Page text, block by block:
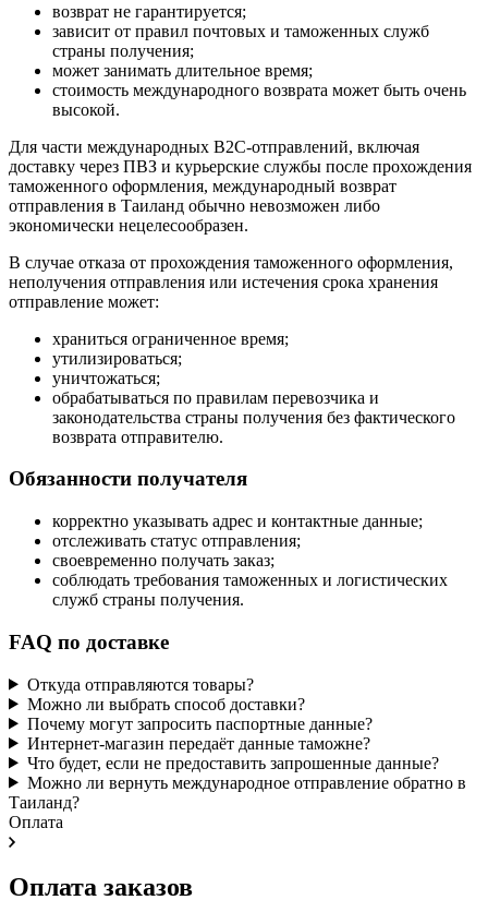
возврат не гарантируется;
зависит от правил почтовых и таможенных служб
страны получения;
может занимать длительное время;
стоимость международного возврата может быть очень
высокой.
Для части международных B2C-отправлений, включая
доставку через ПВЗ и курьерские службы после прохождения
таможенного оформления, международный возврат
отправления в Таиланд обычно невозможен либо
экономически нецелесообразен.
В случае отказа от прохождения таможенного оформления,
неполучения отправления или истечения срока хранения
отправление может:
храниться ограниченное время;
утилизироваться;
уничтожаться;
обрабатываться по правилам перевозчика и
законодательства страны получения без фактического
возврата отправителю.
Обязанности получателя
корректно указывать адрес и контактные данные;
отслеживать статус отправления;
своевременно получать заказ;
соблюдать требования таможенных и логистических
служб страны получения.
FAQ по доставке
Откуда отправляются товары?
Можно ли выбрать способ доставки?
Почему могут запросить паспортные данные?
Интернет-магазин передаёт данные таможне?
Что будет, если не предоставить запрошенные данные?
Можно ли вернуть международное отправление обратно в
Таиланд?
Оплата
Оплата заказов